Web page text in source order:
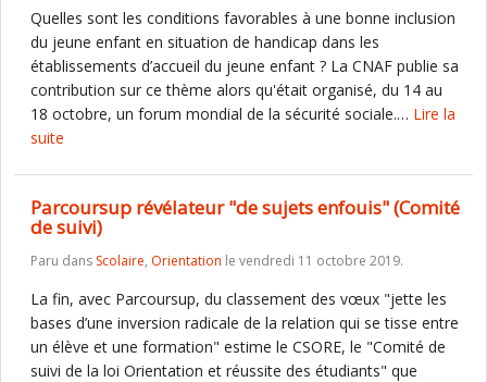
Quelles sont les conditions favorables à une bonne inclusion
du jeune enfant en situation de handicap dans les
établissements d’accueil du jeune enfant ? La CNAF publie sa
contribution sur ce thème alors qu'était organisé, du 14 au
18 octobre, un forum mondial de la sécurité sociale.… Lire la
suite
Parcoursup révélateur "de sujets enfouis" (Comité
de suivi)
Paru dans Scolaire, Orientation le vendredi 11 octobre 2019.
La fin, avec Parcoursup, du classement des vœux "jette les
bases d’une inversion radicale de la relation qui se tisse entre
un élève et une formation" estime le CSORE, le "Comité de
suivi de la loi Orientation et réussite des étudiants" que